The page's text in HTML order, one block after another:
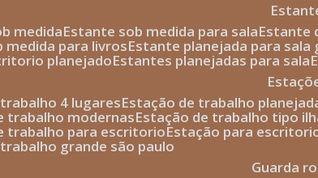
medida estante sob medida para sala
medida para livros estante planejada para sala
planejado estantes planejadas para sala
trabalho 4 lugares estação de trabalho
trabalho modernas estação de trabalho tipo
trabalho para escritorio estação para
trabalho grande são paulo
guarda